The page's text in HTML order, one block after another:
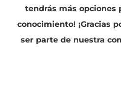
tendrás más opciones
conocimiento! ¡Gracias
ser parte de nuestra